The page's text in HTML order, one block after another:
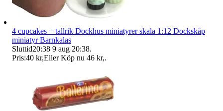
4 cupcakes + tallrik Dockhus miniatyrer skala 1:12 Dockskåp
miniatyr Barnkalas
Sluttid20:38 9 aug 20:38.
Pris:40 kr,Eller Köp nu 46 kr,.